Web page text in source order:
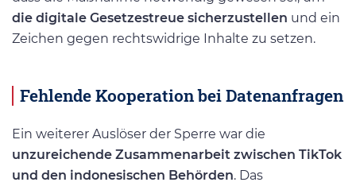
die digitale Gesetzestreue sicherzustellen und ein
Zeichen gegen rechtswidrige Inhalte zu setzen.
Fehlende Kooperation bei Datenanfragen
Ein weiterer Auslöser der Sperre war die
unzureichende Zusammenarbeit zwischen TikTok
und den indonesischen Behörden. Das